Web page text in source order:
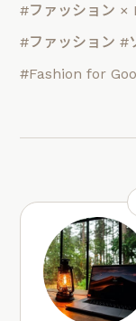
#ファッション ×
#ファッション #
#Fashion for